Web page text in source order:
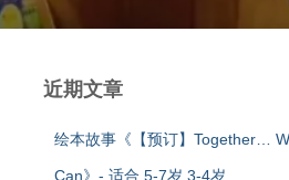
近期文章
绘本故事《【预订】Together…
Can》- 适合 5-7岁,3-4岁